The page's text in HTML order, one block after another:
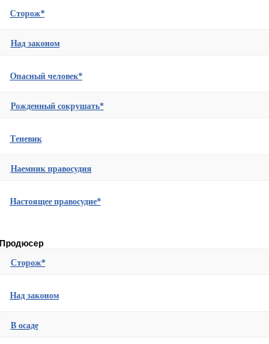
Сторож*
Над законом
Опасный человек*
Рожденный сокрушать*
Теневик
Наемник правосудия
Настоящее правосудие*
Продюсер
Сторож*
Над законом
В осаде